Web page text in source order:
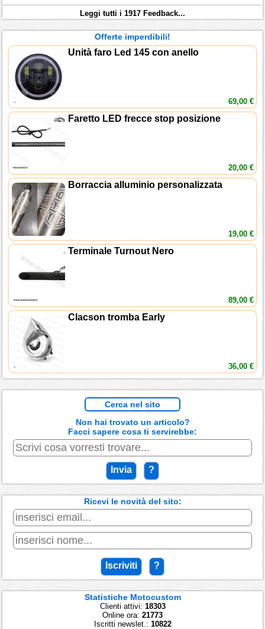
Leggi tutti i 1917 Feedback...
Offerte imperdibili!
Unità faro Led 145 con anello
69,00 €
Faretto LED frecce stop posizione
20,00 €
Borraccia alluminio personalizzata
19,00 €
Terminale Turnout Nero
89,00 €
Clacson tromba Early
36,00 €
Cerca nel sito
Non hai trovato un articolo?
Facci sapere cosa ti servirebbe:
Invia ?
Ricevi le novità del sito:
Iscriviti ?
Statistiche Motocustom
Clienti attivi: 18303
Online ora: 21773
Iscritti newslet.: 10822